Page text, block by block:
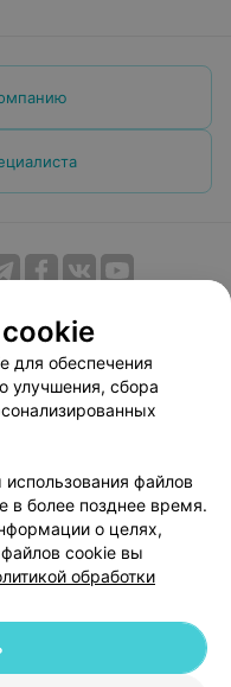
Публичный договор
Способы оплаты
103.by
cookie
данных
для обеспечения
улучшения, сбора
файлов
в более позднее время.
о целях,
cookie вы
обработки